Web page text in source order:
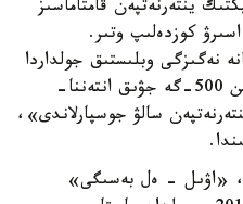
ينتەرنەتپەن قامتاماسىز
كوزدەلىپ وتىر.
نەگىزگى وبلىستىق جولداردا
ۇزىندىعى 17 مىڭ شاقىرىم بولاتىن 500-گە جۋىق انتەننا-
سالۋ جوسپارلاندى»،
«اۋىل - ەل بەسىگى»